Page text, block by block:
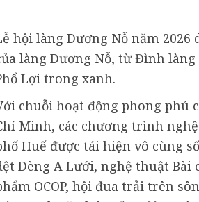
hội làng Dương Nỗ năm
làng Dương Nỗ, từ Đình
Lợi trong xanh.
chuỗi hoạt động phong phú
Minh, các chương trình
Huế được tái hiện vô cùng
Dèng A Lưới, nghệ thuật
OCOP, hội đua trải trên